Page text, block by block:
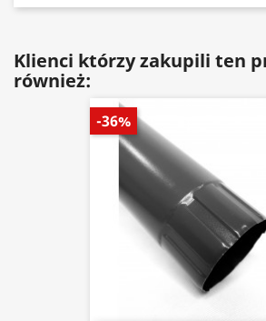
Klienci którzy zakupili ten
również:
-36%